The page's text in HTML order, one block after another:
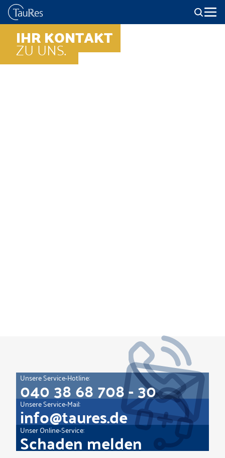
IHR KONTAKT
ZU UNS.
Unsere Service-Hotline:
040 38 68 708 - 30
Unsere Service-Mail:
info@taures.de
Unser Online-Service:
Schaden melden